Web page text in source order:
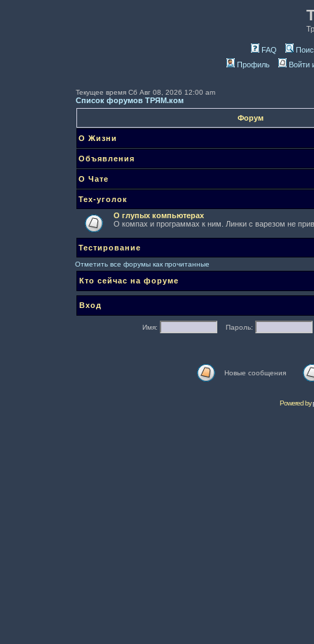
FAQ
Профиль
Войти
Текущее время Сб Авг 08, 2026 12:00 am
Список форумов ТРЯМ.ком
Форум
О Жизни
Объявления
О Чате
Тех-уголок
О глупых компьютерах
О компах и программах к ним. Линки с варезом не
Тестирование
Отметить все форумы как прочитанные
Кто сейчас на форуме
Вход
Имя: Пароль:
Новые сообщения
Powered by